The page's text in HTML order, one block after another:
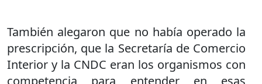
También alegaron que no había operado la
prescripción, que la Secretaría de Comercio
Interior y la CNDC eran los organismos con
competencia para entender en esas